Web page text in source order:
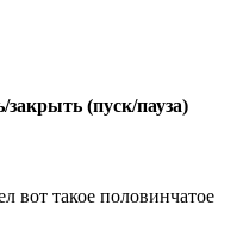
(пуск/пауза)
вот такое половинчатое